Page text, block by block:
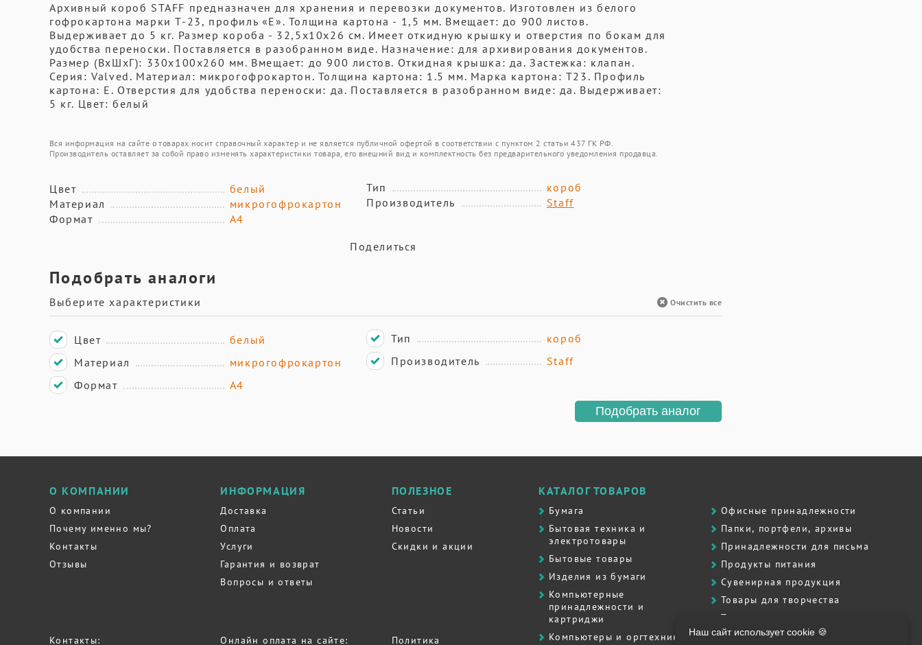
Архивный короб STAFF предназначен для хранения и перевозки документов. Изготовлен из белого
гофрокартона марки Т-23, профиль «E». Толщина картона - 1,5 мм. Вмещает: до 900 листов.
Выдерживает до 5 кг. Размер короба - 32,5x10x26 см. Имеет откидную крышку и отверстия по бокам для
удобства переноски. Поставляется в разобранном виде. Назначение: для архивирования документов.
Размер (ВхШхГ): 330х100х260 мм. Вмещает: до 900 листов. Откидная крышка: да. Застежка: клапан.
Серия: Valved. Материал: микрогофрокартон. Толщина картона: 1.5 мм. Марка картона: Т23. Профиль
картона: Е. Отверстия для удобства переноски: да. Поставляется в разобранном виде: да. Выдерживает:
5 кг. Цвет: белый
Вся информация на сайте о товарах носит справочный характер и не является публичной офертой в соответствии с пунктом 2 статьи 437 ГК РФ.
Производитель оставляет за собой право изменять характеристики товара, его внешний вид и комплектность без предварительного уведомления продавца.
Цвет
белый
Материал
микрогофрокартон
Формат
А4
Тип
короб
Производитель
Staff
Поделиться
Подобрать аналоги
Выберите характеристики Очистить все
Цвет
белый
Материал
микрогофрокартон
Формат
А4
Тип
короб
Производитель
Staff
Подобрать аналог
О КОМПАНИИ
О компании
Почему именно мы?
Контакты
Отзывы
ИНФОРМАЦИЯ
Доставка
Оплата
Услуги
Гарантия и возврат
Вопросы и ответы
ПОЛЕЗНОЕ
Статьи
Новости
Скидки и акции
Контакты: Онлайн оплата на сайте: Политика
КАТАЛОГ ТОВАРОВ
Бумага
Бытовая техника и
электротовары
Бытовые товары
Изделия из бумаги
Компьютерные
принадлежности и
картриджи
Компьютеры и оргтехника
Офисные принадлежности
Папки, портфели, архивы
Принадлежности для письма
Продукты питания
Сувенирная продукция
Товары для творчества
Товары для школы
Хозяйственные товары
Наш сайт использует cookie 🍪